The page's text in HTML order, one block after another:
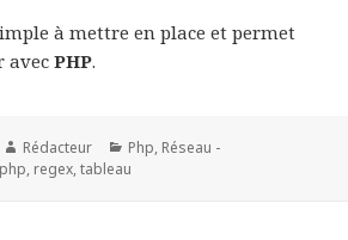
à mettre en place et permet
avecPHP.
Auteur
Rédacteur Catégories
Php, Réseau -
Mots-
php, regex,tableau